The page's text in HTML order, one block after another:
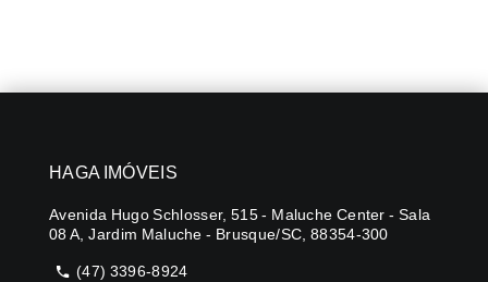
HAGA IMÓVEIS
Avenida Hugo Schlosser, 515 - Maluche Center - Sala
08 A, Jardim Maluche - Brusque/SC, 88354-300
(47) 3396-8924